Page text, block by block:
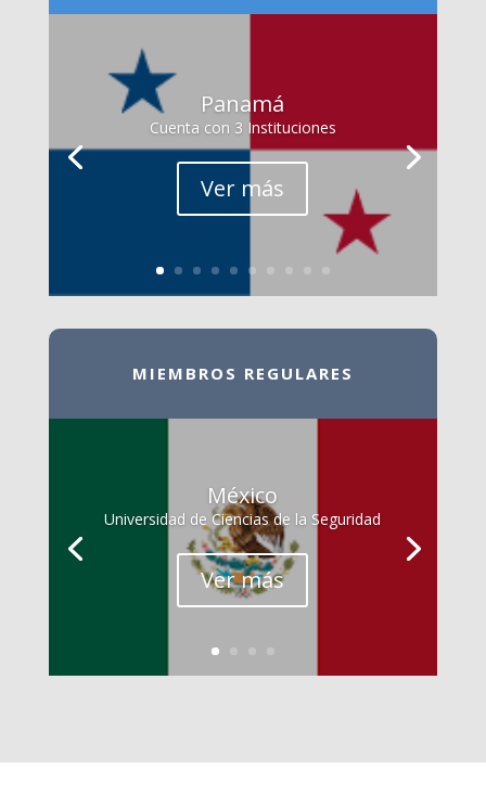
Panamá
Cuenta con 3 Instituciones
Ver más
MIEMBROS REGULARES
México
Universidad de Ciencias de la Seguridad
Ver más